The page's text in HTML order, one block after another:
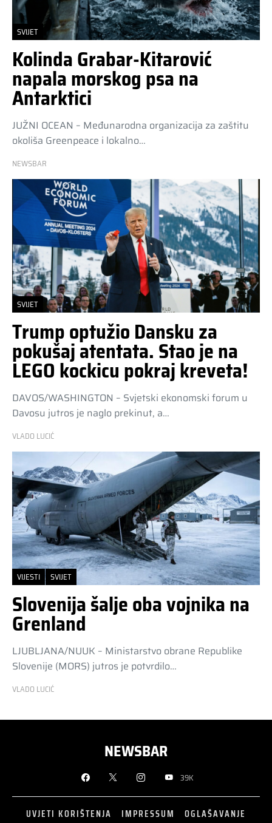
SVIJET
Kolinda Grabar-Kitarović
napala morskog psa na
Antarktici
JUŽNI OCEAN – Međunarodna organizacija za zaštitu
okoliša Greenpeace i lokalno…
NEWSBAR
SVIJET
Trump optužio Dansku za
pokušaj atentata. Stao je na
LEGO kockicu pokraj kreveta!
DAVOS/WASHINGTON – Svjetski ekonomski forum u
Davosu jutros je naglo prekinut, a…
VLADO LUCIĆ
VIJESTI SVIJET
Slovenija šalje oba vojnika na
Grenland
LJUBLJANA/NUUK – Ministarstvo obrane Republike
Slovenije (MORS) jutros je potvrdilo…
VLADO LUCIĆ
NEWSBAR
39K
UVJETI KORIŠTENJA IMPRESSUM
OGLAŠAVANJE